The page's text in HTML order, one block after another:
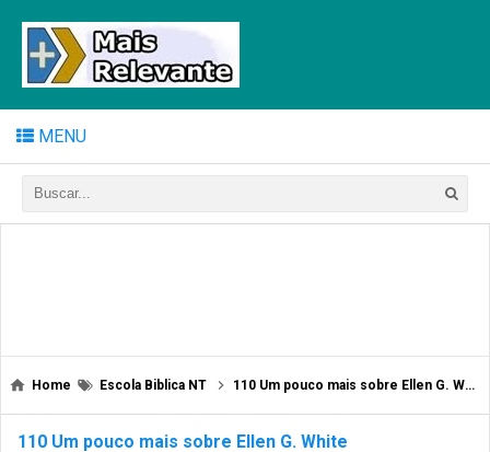
MENU
Home Escola Biblica NT 110 Um pouco mais sobre Ellen G. White
110 Um pouco mais sobre Ellen G. White